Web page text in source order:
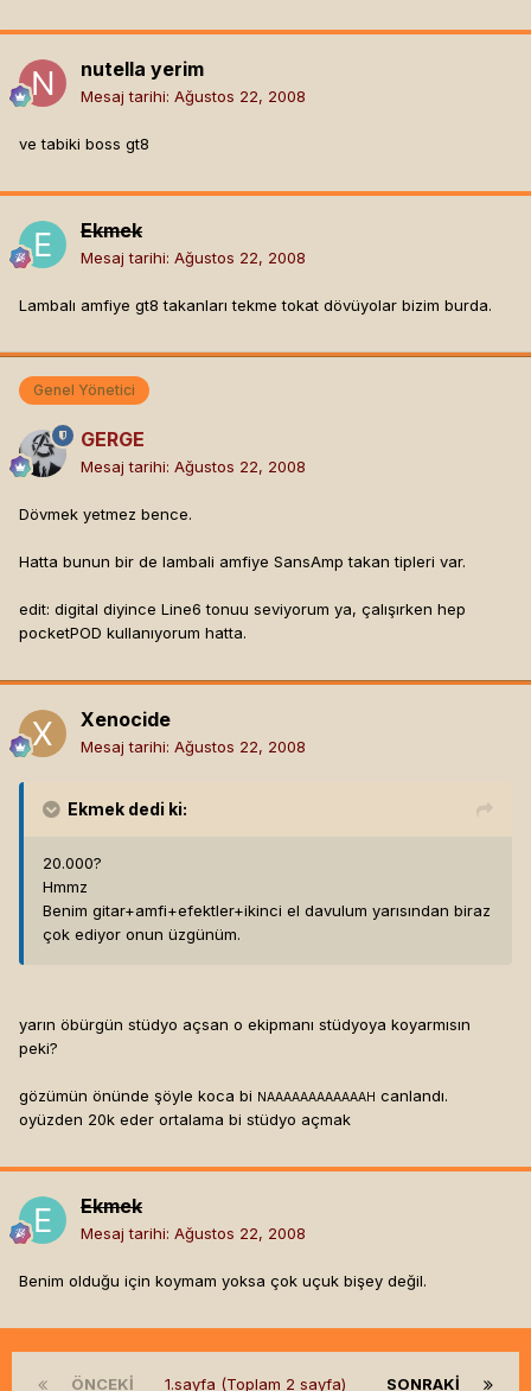
nutella yerim
Mesaj tarihi: Ağustos 22, 2008
ve tabiki boss gt8
Ekmek
Mesaj tarihi: Ağustos 22, 2008
Lambalı amfiye gt8 takanları tekme tokat dövüyolar bizim burda.
Genel Yönetici
GERGE
Mesaj tarihi: Ağustos 22, 2008
Dövmek yetmez bence.
Hatta bunun bir de lambali amfiye SansAmp takan tipleri var.
edit: digital diyince Line6 tonuu seviyorum ya, çalışırken hep
pocketPOD kullanıyorum hatta.
Xenocide
Mesaj tarihi: Ağustos 22, 2008
Ekmek dedi ki:
20.000?
Hmmz
Benim gitar+amfi+efektler+ikinci el davulum yarısından biraz
çok ediyor onun üzgünüm.
yarın öbürgün stüdyo açsan o ekipmanı stüdyoya koyarmısın
peki?
gözümün önünde şöyle koca bi NAAAAAAAAAAAAH canlandı.
oyüzden 20k eder ortalama bi stüdyo açmak
Ekmek
Mesaj tarihi: Ağustos 22, 2008
Benim olduğu için koymam yoksa çok uçuk bişey değil.
ÖNCEKI SONRAKI
1.sayfa (Toplam 2 sayfa)